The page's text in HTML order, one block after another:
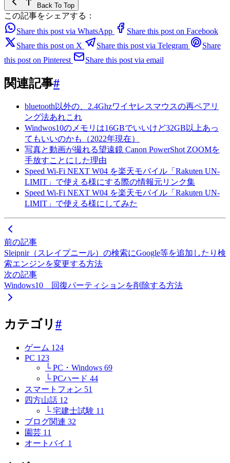
Back To Top
この記事をシェアする：
Share this post via WhatsApp
Share this post on Facebook
Share this post on X
Share this post via Telegram
Share
this post on Pinterest
Share this post via email
関連記事#
bluetooth以外の、2.4Ghzワイヤレスマウスの再ペアリ
ング法あれこれ
Windwos10のメモリは16GBでいいけど32GB以上あっ
てもいいのかも（2022年現在）
写真と動画が撮れる望遠鏡 Canon PowerShot ZOOMを
手放すことにした理由
Speed Wi-Fi NEXT W04 を楽天モバイル「Rakuten UN-
LIMIT」で使える様にする際の情報元リンク集
Speed Wi-Fi NEXT W04 を楽天モバイル「Rakuten UN-
LIMIT」で使える様にしてみた
前の記事
Sleipnir（スレイプニール）の検索にGoogle等を追加したり検
索エンジンを変更する方法
次の記事
Windows10 回復パーティションを削除する方法
カテゴリ #
ゲーム 124
PC 123
└ PC・Windows 69
└ PCハード 44
スマートフォン 51
四方山話 12
└ 宅建士試験 11
ブログ関連 32
園芸 11
オートバイ 1